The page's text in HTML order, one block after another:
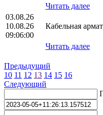
Читать далее
03.08.26
10.08.26
09:06:00
Кабельная
Читать далее
Предыдущий
10 11 12 13 14 15 16
Следующий